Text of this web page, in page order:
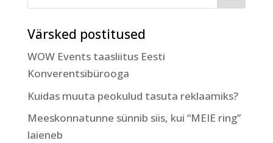
Värsked postitused
WOW Events taasliitus Eesti
Konverentsibürooga
Kuidas muuta peokulud tasuta reklaamiks?
Meeskonnatunne sünnib siis, kui “MEIE ring”
laieneb